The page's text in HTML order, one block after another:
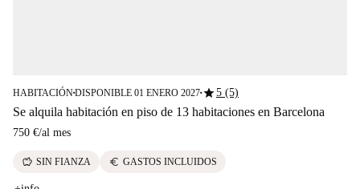
HABITACIÓN■DISPONIBLE 01 ENERO 2027■star5 (5)
Se alquila habitación en piso de 13 habitaciones en Barcelona
750 €/al mes
savings SIN FIANZA euro GASTOS INCLUIDOS